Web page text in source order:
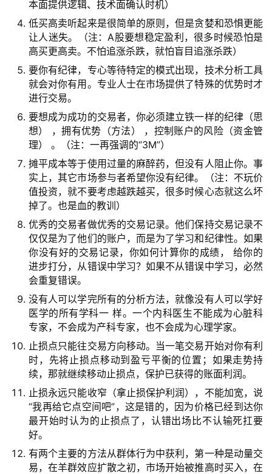
课
投
门
实
籍
主
选
经
登录
本面提供逻辑、技术面确认时机）
低买高卖听起来是很简单的原则，但是贪婪和恐惧更能
让人迷失。（注：A股要想稳定盈利，很多时候恐怕是
高买更高卖。不怕追涨杀跌，就怕盲目追涨杀跌）
要你有纪律，专心等待特定的模式出现，技术分析工具
就会对你有用。专业人士在市场提供了特殊的优势时才
进行交易。
要想成为成功的交易者，你必须建立铁一样的纪律（思
想） ，拥有优势（方法） ，控制账户的风险（资金管
理） 。（注：一再强调的“3M”）
摊平成本等于使用过量的麻醉药，但没有人阻止你。事
实上，其它市场参与者希望你没有纪律。（注：不玩价
值投资，就不要考虑越跌越买，很多时候心态就这么坏
掉了。也是血的教训）
优秀的交易者做优秀的交易记录。他们保持交易记录不
仅仅是为了他们的账户，而是为了学习和纪律性。如果
你没有好的交易记录，你如何计算你的成绩， 给你的
进步打分，从错误中学习？如果不从错误中学习，必然
会重复错误。
没有人可以学完所有的分析方法，就像没有人可以学好
医学的所有学科一 样。一个内科医生不能成为心脏科
专家，不会成为产科专家，也不会成为心理学家。
止损点只能往交易方向移动。当一笔交易开始对你有利
时，先将止损点移动到盈亏平衡的位置；如果走势持
续，那就继续移动止损点，保护已获得的账面利润。
止损永远只能收窄（拿止损保护利润），不能加宽，说
“我再给它点空间吧”，这是错的，因为价格已经到达你
最开始时认为的止损点了，认错出场比不认输死扛要
好。
有两个主要的方法从群体行为中获利，第一种是动量交
易，在羊群效应扩散之初，市场开始被推高时买入，在